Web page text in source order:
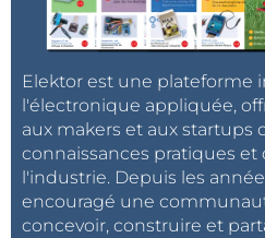
Elektor est une plateforme
l'électronique appliquée,
aux makers et aux startups
connaissances pratiques et
l'industrie. Depuis les
encouragé une
concevoir, construire et